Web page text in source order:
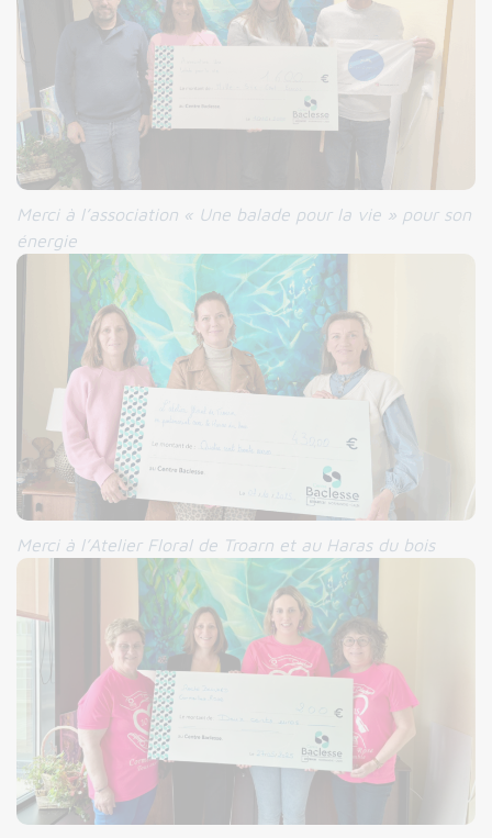
Merci à l’association « Une balade pour la vie » pour son
énergie
Merci à l’Atelier Floral de Troarn et au Haras du bois